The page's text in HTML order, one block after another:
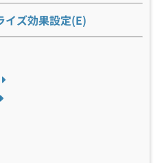
イズ効果設定(E)